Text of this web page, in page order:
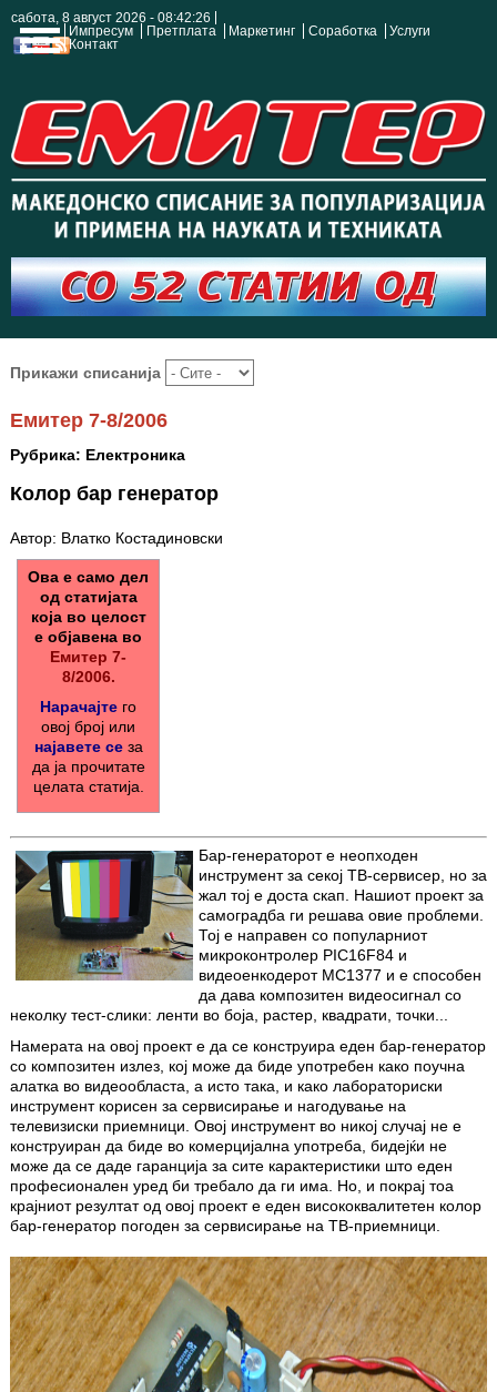
сабота, 8 август 2026 - 08:42:27
Импресум
Претплата Маркетинг Соработка
Услуги
Контакт
Прикажи списанија
Емитер 7-8/2006
Рубрика: Електроника
Колор бар генератор
Автор: Влатко Костадиновски
Ова е само дел
од статијата
која во целост
е објавена во
Емитер 7-
8/2006.
Нарачајте го
овој број или
најавете сеза
да ја прочитате
целата статија.
Бар-генераторот е неопходен
инструмент за секој ТВ-сервисер, но за
жал тој е доста скап. Нашиот проект за
самоградба ги решава овие проблеми.
Тој е направен со популарниот
микроконтролер PIC16F84 и
видеоенкодерот MC1377 и е способен
да дава композитен видеосигнал со
неколку тест-слики: ленти во боја, растер, квадрати, точки...
Намерата на овој проект е да се конструира еден бар-генератор
со композитен излез, кој може да биде употребен како поучна
алатка во видеообласта, а исто така, и како лабораториски
инструмент корисен за сервисирање и нагодување на
телевизиски приемници. Овој инструмент во никој случај не е
конструиран да биде во комерцијална употреба, бидејќи не
може да се даде гаранција за сите карактеристики што еден
професионален уред би требало да ги има. Но, и покрај тоа
крајниот резултат од овој проект е еден висококвалитетен колор
бар-генератор погоден за сервисирање на ТВ-приемници.